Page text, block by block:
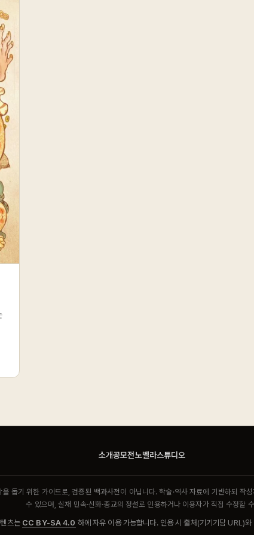
소개공모전노벨라스튜디오
을 돕기 위한 가이드로, 검증된 백과사전이 아닙니다. 학술·역사 자료에 기반하되 작
수 있으며, 실재 민속·신화·종교의 정설로 인용하거나 이용자가 직접 수정할
츠는 CC BY-SA 4.0 하에 자유 이용 가능합니다. 인용 시 출처(기기기담 URL)